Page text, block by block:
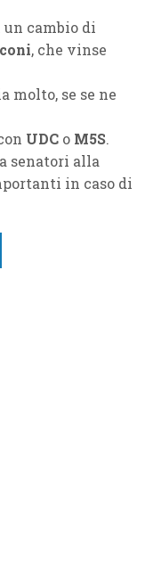
cambio di
, che vinse
molto, se se ne
UDC o M5S.
senatori alla
in caso di